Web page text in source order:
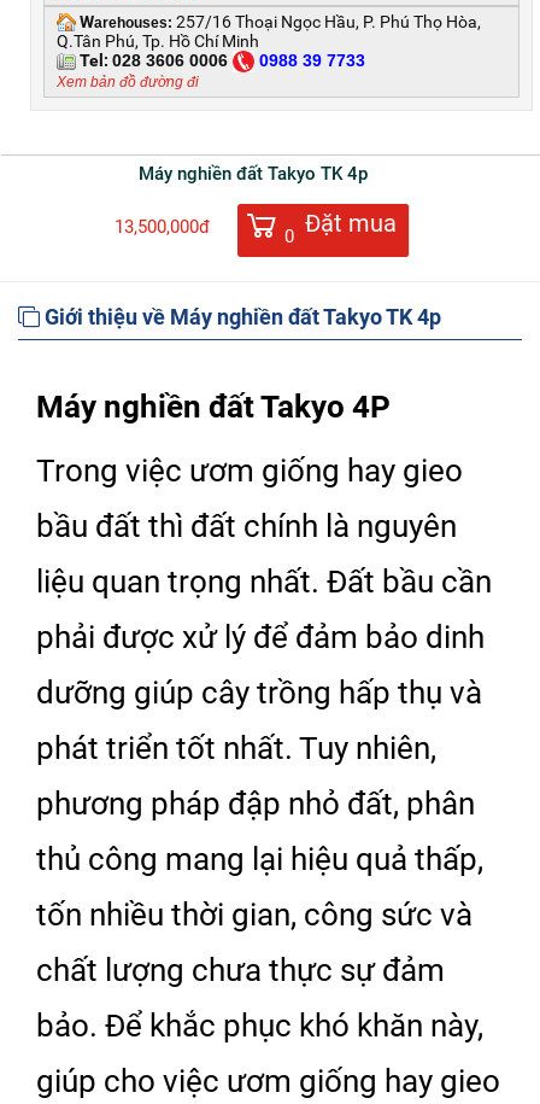
Warehouses: 257/16 Thoại Ngọc Hầu, P. Phú Thọ Hòa,
Q.Tân Phú, Tp. Hồ Chí Minh
Tel: 028 3606 0006 0988 39 7733
Xem bản đồ đường đi
Máy nghiền đất Takyo TK 4p
13,500,000đ 0 Đặt mua
Giới thiệu về Máy nghiền đất Takyo TK 4p
Máy nghiền đất Takyo 4P
Trong việc ươm giống hay gieo
bầu đất thì đất chính là nguyên
liệu quan trọng nhất. Đất bầu cần
phải được xử lý để đảm bảo dinh
dưỡng giúp cây trồng hấp thụ và
phát triển tốt nhất. Tuy nhiên,
phương pháp đập nhỏ đất, phân
thủ công mang lại hiệu quả thấp,
tốn nhiều thời gian, công sức và
chất lượng chưa thực sự đảm
bảo. Để khắc phục khó khăn này,
giúp cho việc ươm giống hay gieo